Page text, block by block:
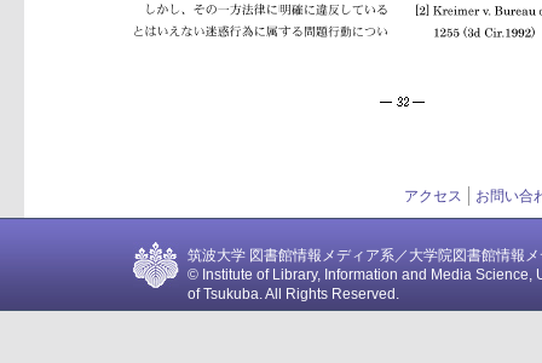
アクセス お問い合
筑波大学 図書館情報メディア系／大学院図書館情報
© Institute of Library, Information and Media Science,
of Tsukuba. All Rights Reserved.